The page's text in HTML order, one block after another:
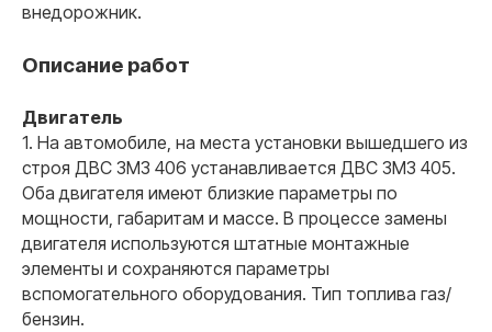
внедорожник.
Описание работ
Двигатель
1. На автомобиле, на места установки вышедшего из
строя ДВС ЗМЗ 406 устанавливается ДВС ЗМЗ 405.
Оба двигателя имеют близкие параметры по
мощности, габаритам и массе. В процессе замены
двигателя используются штатные монтажные
элементы и сохраняются параметры
вспомогательного оборудования. Тип топлива газ/
бензин.
Остались вопросы?
Связаться
Оставьте заявку и мы
свяжемся с вами в ближайшее
время
Полина Скрынник
Специалист по сопровождению
Ксения Киселева
Специалист по сопровождению
Александр Литомин
Руководитель отдела продаж
Валерий Овчинников
Специалист по работе с клиентами
Евгений Коптяев
Менеджер по продажам
Зимин Владислав
Специалист по сопровождению